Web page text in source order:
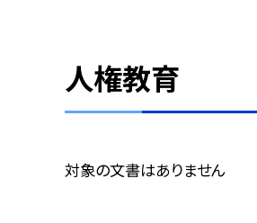
人権教育
対象の文書はありません